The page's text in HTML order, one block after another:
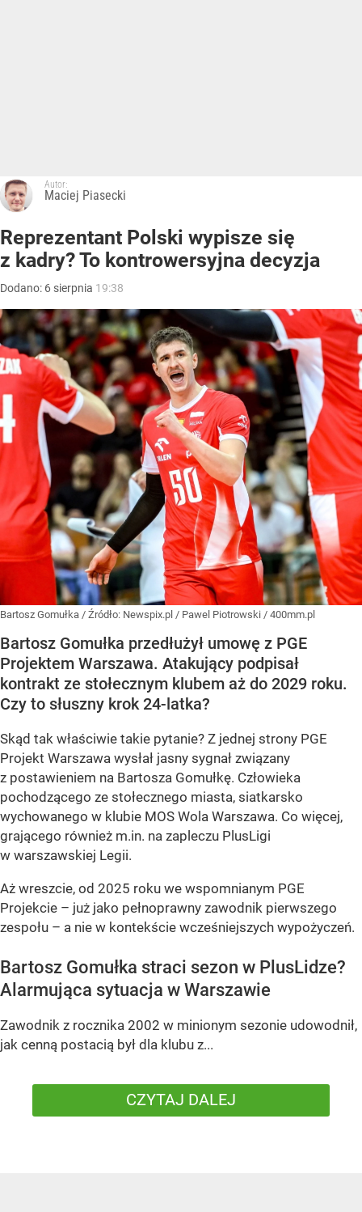
Autor:
Maciej Piasecki
Reprezentant Polski wypisze się
z kadry? To kontrowersyjna decyzja
Dodano: 6 sierpnia 19:38
Bartosz Gomułka / Źródło: Newspix.pl / Pawel Piotrowski / 400mm.pl
Bartosz Gomułka przedłużył umowę z PGE
Projektem Warszawa. Atakujący podpisał
kontrakt ze stołecznym klubem aż do 2029 roku.
Czy to słuszny krok 24-latka?
Skąd tak właściwie takie pytanie? Z jednej strony PGE
Projekt Warszawa wysłał jasny sygnał związany
z postawieniem na Bartosza Gomułkę. Człowieka
pochodzącego ze stołecznego miasta, siatkarsko
wychowanego w klubie MOS Wola Warszawa. Co więcej,
grającego również m.in. na zapleczu PlusLigi
w warszawskiej Legii.
Aż wreszcie, od 2025 roku we wspomnianym PGE
Projekcie – już jako pełnoprawny zawodnik pierwszego
zespołu – a nie w kontekście wcześniejszych wypożyczeń.
Bartosz Gomułka straci sezon w PlusLidze?
Alarmująca sytuacja w Warszawie
Zawodnik z rocznika 2002 w minionym sezonie udowodnił,
jak cenną postacią był dla klubu z...
CZYTAJ DALEJ